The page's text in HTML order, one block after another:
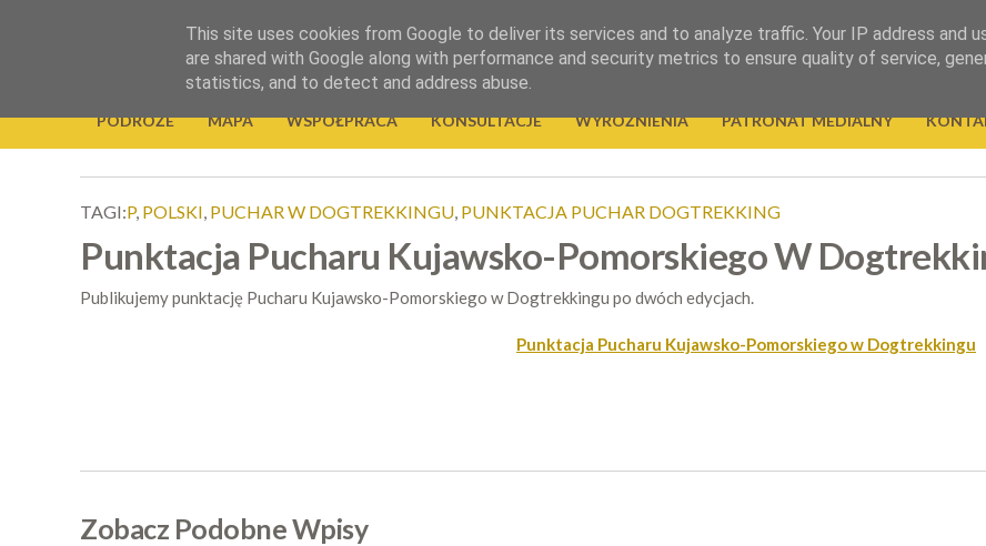
Okiem Obiektywu.
PODRÓŻE MAPA WSPÓŁPRACA KONSULTACJE WYRÓŻNIENIA PATRONAT MEDIALNY
TAGI:P, POLSKI, PUCHAR W DOGTREKKINGU, PUNKTACJA PUCHAR DOGTREKKING
Punktacja Pucharu Kujawsko-Pomorskiego W
Publikujemy punktację Pucharu Kujawsko-Pomorskiego w Dogtrekkingu po dwóch edycjach.
Punktacja Pucharu Kujawsko-Pomorskiego w Dogtrekkingu
Zobacz Podobne Wpisy
This site uses cookies from Google to deliver its services and to analyze traffic. Your IP address and
are shared with Google along with performance and security metrics to ensure quality of service,
statistics, and to detect and address abuse.